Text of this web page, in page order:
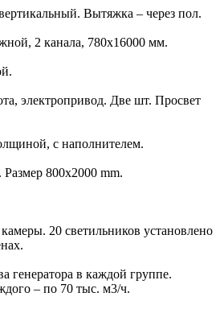
Вытяжка – через пол.
2 канала, 780х16000 мм.
электропривод. Две шт. Просвет
с наполнителем.
800х2000 mm.
20 светильников установлено
генератора в каждой группе.
– по 70 тыс. м3/ч.